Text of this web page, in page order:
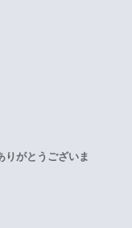
りがとうございま